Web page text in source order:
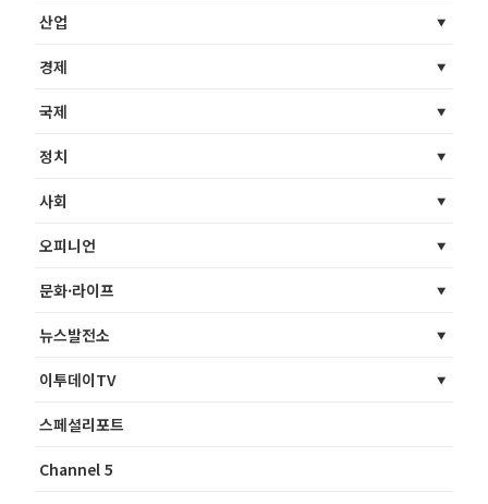
산업
경제
국제
정치
사회
오피니언
문화·라이프
뉴스발전소
이투데이TV
스페셜리포트
Channel 5